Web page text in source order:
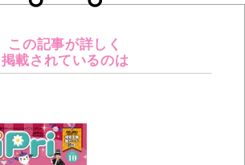
この記事が詳しく
掲載されているのは